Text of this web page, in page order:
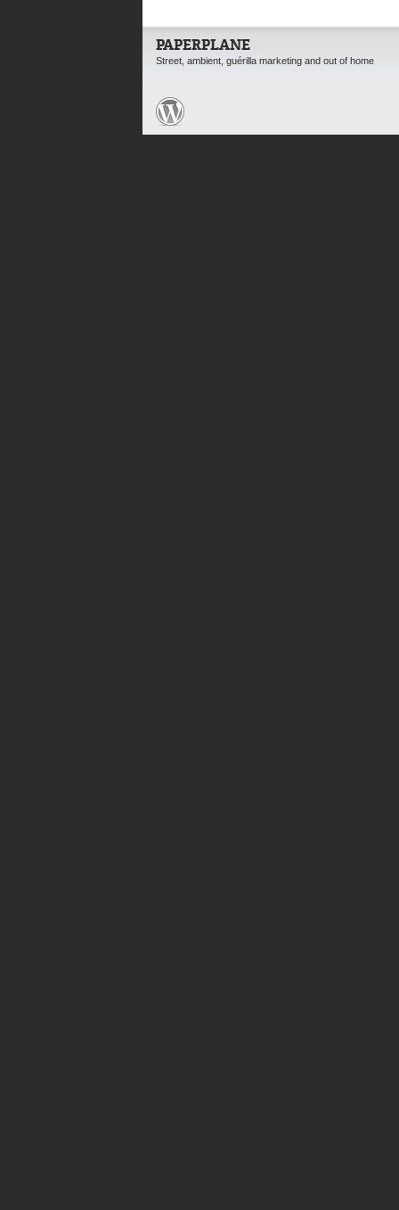
PAPERPLANE
Street, ambient, guérilla marketing and out of home